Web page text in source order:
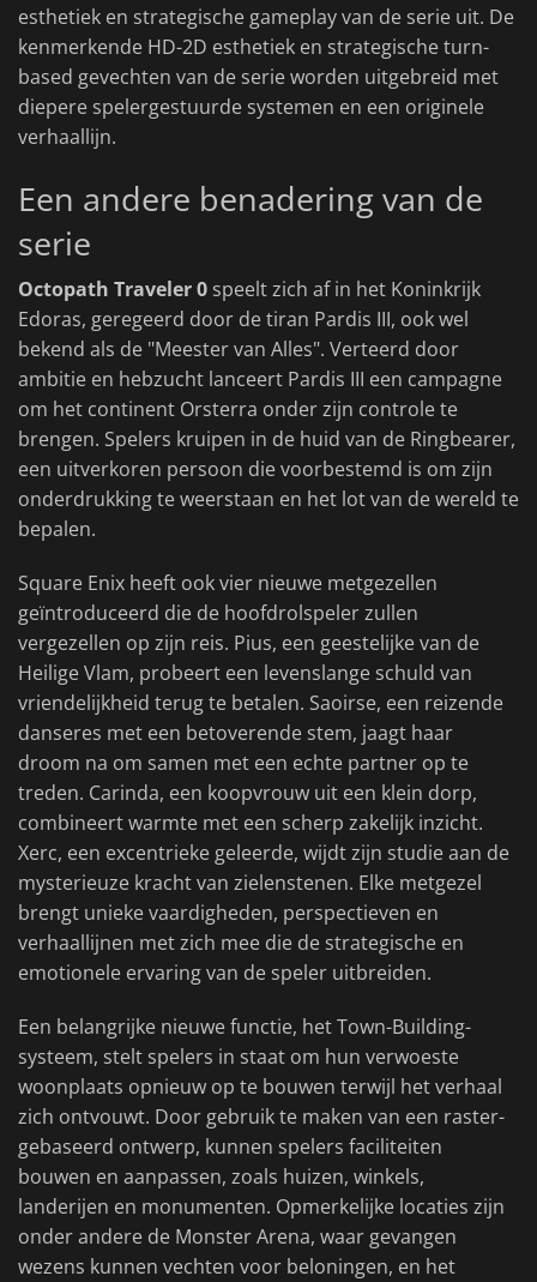
esthetiek en strategische gameplay van de serie uit. De
kenmerkende HD-2D esthetiek en strategische turn-
based gevechten van de serie worden uitgebreid met
diepere spelergestuurde systemen en een originele
verhaallijn.
Een andere benadering van de
serie
Octopath Traveler 0 speelt zich af in het Koninkrijk
Edoras, geregeerd door de tiran Pardis III, ook wel
bekend als de "Meester van Alles". Verteerd door
ambitie en hebzucht lanceert Pardis III een campagne
om het continent Orsterra onder zijn controle te
brengen. Spelers kruipen in de huid van de Ringbearer,
een uitverkoren persoon die voorbestemd is om zijn
onderdrukking te weerstaan en het lot van de wereld te
bepalen.
Square Enix heeft ook vier nieuwe metgezellen
geïntroduceerd die de hoofdrolspeler zullen
vergezellen op zijn reis. Pius, een geestelijke van de
Heilige Vlam, probeert een levenslange schuld van
vriendelijkheid terug te betalen. Saoirse, een reizende
danseres met een betoverende stem, jaagt haar
droom na om samen met een echte partner op te
treden. Carinda, een koopvrouw uit een klein dorp,
combineert warmte met een scherp zakelijk inzicht.
Xerc, een excentrieke geleerde, wijdt zijn studie aan de
mysterieuze kracht van zielenstenen. Elke metgezel
brengt unieke vaardigheden, perspectieven en
verhaallijnen met zich mee die de strategische en
emotionele ervaring van de speler uitbreiden.
Een belangrijke nieuwe functie, het Town-Building-
systeem, stelt spelers in staat om hun verwoeste
woonplaats opnieuw op te bouwen terwijl het verhaal
zich ontvouwt. Door gebruik te maken van een raster-
gebaseerd ontwerp, kunnen spelers faciliteiten
bouwen en aanpassen, zoals huizen, winkels,
landerijen en monumenten. Opmerkelijke locaties zijn
onder andere de Monster Arena, waar gevangen
wezens kunnen vechten voor beloningen, en het